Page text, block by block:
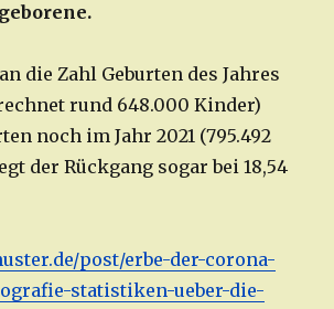
die Zahl Geburten des Jahres
rund 648.000 Kinder)
noch im Jahr 2021 (795.492
der Rückgang sogar bei 18,54
post/erbe-der-corona-
statistiken-ueber-die-